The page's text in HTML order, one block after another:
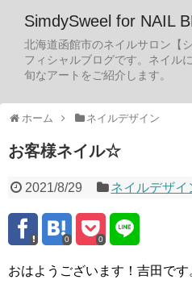
SimdySweel for NAIL
北海道函館市のネイルサロン【
フィシャルブログです。ネイル
旬なアートをご紹介します。
ホーム ネイルデザイン
お客様ネイル☆
2021/8/29 ネイルデザイ
0 0
おはようございます！吉田です